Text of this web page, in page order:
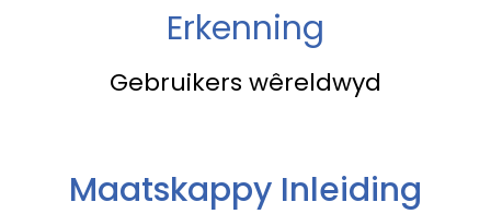
Erkenning
Gebruikers wêreldwyd
Maatskappy Inleiding